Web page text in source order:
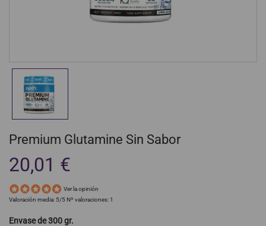
Premium Glutamine Sin Sabor
20,01 €
Ver la opinión
Valoración media: 5/5 Nº valoraciones: 1
Envase de 300 gr.